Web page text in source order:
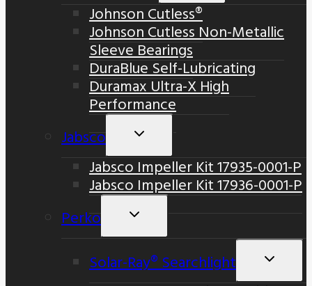
Hijo
Johnson Cutless®
Johnson Cutless Non-Metallic
Sleeve Bearings
DuraBlue Self-Lubricating
Duramax Ultra-X High
Performance
Jabsco
Alternar
Hijo
Jabsco Impeller Kit 17935-0001-P
Jabsco Impeller Kit 17936-0001-P
Perko
Alternar
Solar-Ray® Searchlight